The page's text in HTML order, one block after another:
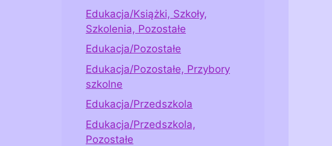
Edukacja/Książki, Szkoły,
Szkolenia, Pozostałe
Edukacja/Pozostałe
Edukacja/Pozostałe, Przybory
szkolne
Edukacja/Przedszkola
Edukacja/Przedszkola,
Pozostałe